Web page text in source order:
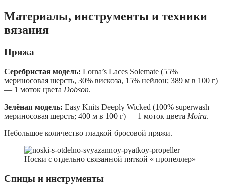
Материалы, инструменты и техники
вязания
Пряжа
Серебристая модель: Lorna’s Laces Solemate (55%
мериносовая шерсть, 30% вискоза, 15% нейлон; 389 м в 100 г)
— 1 моток цвета Dobson.
Зелёная модель: Easy Knits Deeply Wicked (100% superwash
мериносовая шерсть; 400 м в 100 г) — 1 моток цвета Moira.
Небольшое количество гладкой бросовой пряжи.
Носки с отдельно связанной пяткой « пропеллер»
Спицы и инструменты